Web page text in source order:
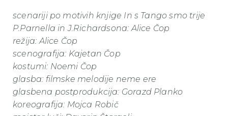
scenariji po motivih knjige In s Tango smo trije
P.Parnella in J.Richardsona: Alice Čop
režija: Alice Čop
scenografija: Kajetan Čop
kostumi: Noemi Čop
glasba: filmske melodije neme ere
glasbena postprodukcija: Gorazd Planko
koreografija: Mojca Robič